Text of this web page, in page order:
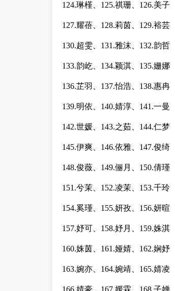
124.琳槿、125.祺珊、126.美子
127.耀蓓、128.莉茵、129.裕芸
130.超雯、131.雅沫、132.韵哲
133.韵屹、134.颖淇、135.姗娜
136.芷羽、137.怡浩、138.惠冉
139.明依、140.婧淳、141.一曼
142.世媛、143.之茹、144.仁梦
145.伊爽、146.依雅、147.俊绮
148.俊薇、149.俪月、150.倩瑾
151.兮茉、152.凌茉、153.千玲
154.奚瑾、155.妍孜、156.妍暄
157.妤可、158.妤月、159.姝淇
160.姝茵、161.娅婧、162.娴妤
163.婉亦、164.婉靖、165.婧凌